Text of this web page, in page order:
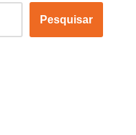
Pesquisar